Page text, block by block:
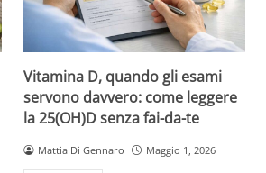
Vitamina D, quando gli esami
servono davvero: come leggere
la 25(OH)D senza fai-da-te
Mattia Di Gennaro Maggio 1, 2026